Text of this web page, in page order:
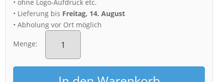
• ohne Logo-Aufdruck etc.
• Lieferung bis Freitag, 14. August
• Abholung vor Ort möglich
Menge:
Poster
(00252)
mit
Hofkirche
Menge